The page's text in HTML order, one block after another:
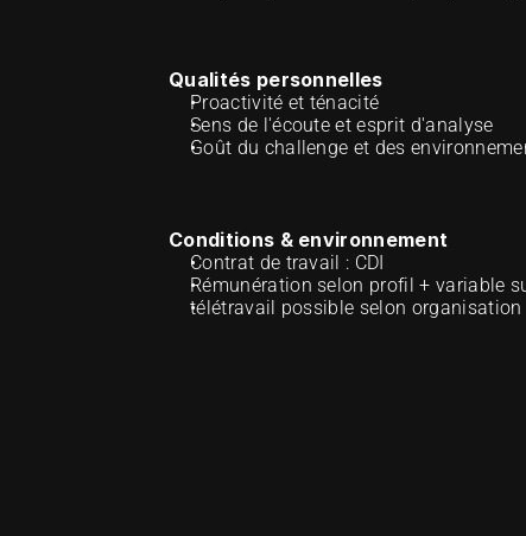
Qualités personnelles
Proactivité et ténacité
Sens de l'écoute et esprit d'analyse
Goût du challenge et des
Conditions & environnement
Contrat de travail : CDI
Rémunération selon profil + variable
télétravail possible selon organisation